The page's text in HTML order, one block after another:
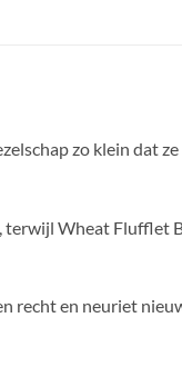
zo klein dat
Wheat Flufflet
recht en neuriet